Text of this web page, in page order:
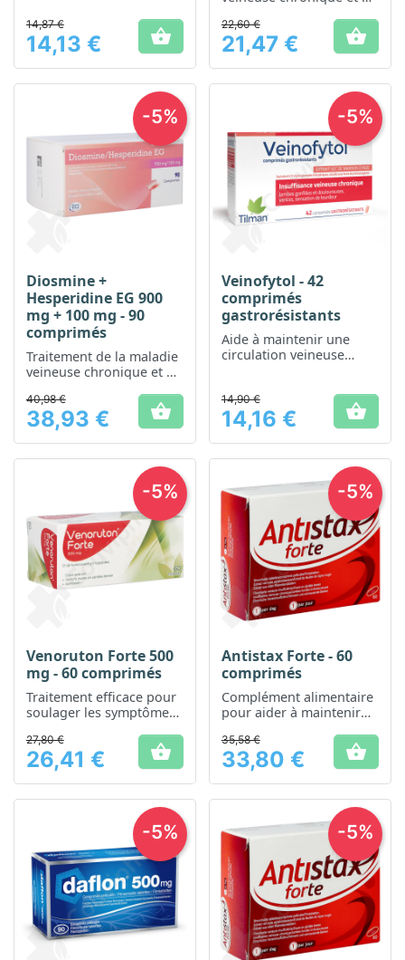
Prix
14,87 €
14,13 € 
aigüe
Prix
22,60 €
21,47 € 
Diosmine +
Hesperidine EG 900
mg + 100 mg - 90
comprimés
Traitement de la maladie
veineuse chronique et de
aigüe
Prix
40,98 €
38,93 € 
-5%
Veinofytol - 42
comprimés
gastrorésistants
Aide à maintenir une
circulation veineuse
Prix
14,90 €
14,16 € 
-5%
Venoruton Forte 500
mg - 60 comprimés
Traitement efficace pour
soulager les symptômes
Prix
27,80 €
26,41 € 
-5%
Antistax Forte - 60
comprimés
Complément alimentaire
pour aider à maintenir
veineuse
Prix
35,58 €
33,80 € 
-5%
-5% -5%